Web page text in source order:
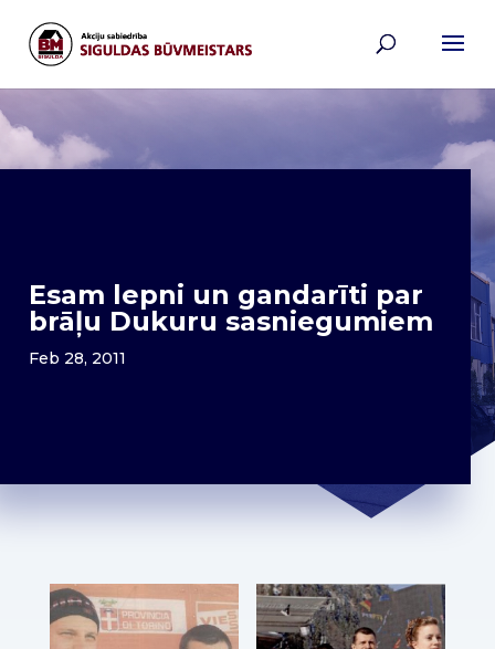
Esam lepni un gandarīti par
brāļu Dukuru sasniegumiem
Feb 28, 2011